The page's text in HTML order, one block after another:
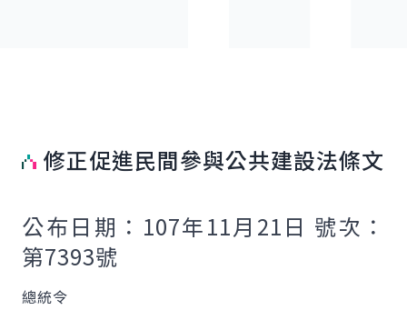
修正促進民間參與公共建設法條文
公布日期：107年11月21日 號次：
第7393號
總統令